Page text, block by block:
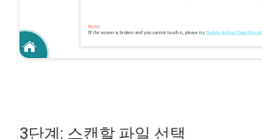
3단계: 스캔할 파일 선택